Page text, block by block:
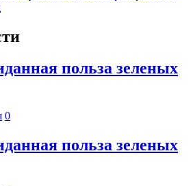
польза зеленых
0
польза зеленых